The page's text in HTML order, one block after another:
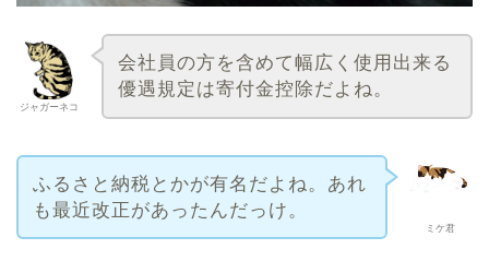
ジャガーネコ
会社員の方を含めて幅広く使用出来る
優遇規定は寄付金控除だよね。
ミケ君
ふるさと納税とかが有名だよね。あれ
も最近改正があったんだっけ。